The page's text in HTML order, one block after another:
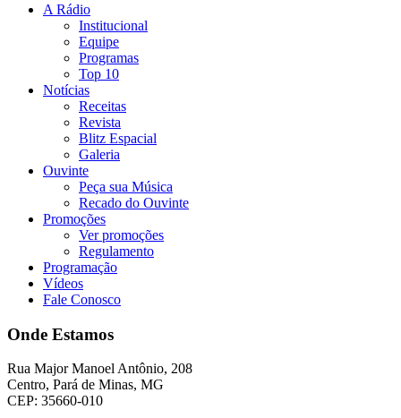
A Rádio
Institucional
Equipe
Programas
Top 10
Notícias
Receitas
Revista
Blitz Espacial
Galeria
Ouvinte
Peça sua Música
Recado do Ouvinte
Promoções
Ver promoções
Regulamento
Programação
Vídeos
Fale Conosco
Onde Estamos
Rua Major Manoel Antônio, 208
Centro, Pará de Minas, MG
CEP: 35660-010